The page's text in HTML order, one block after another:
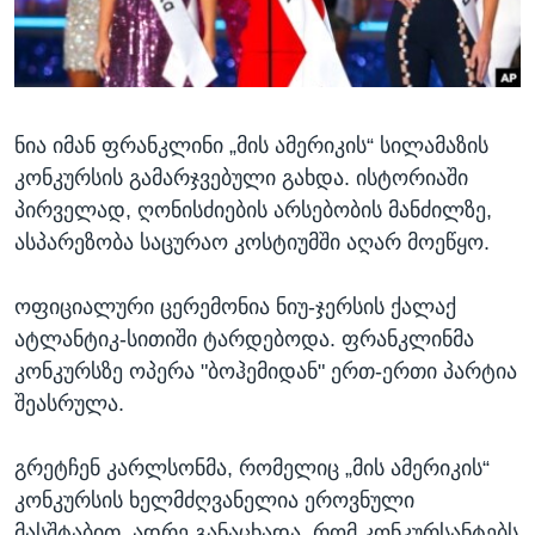
ᲡᲢᲣᲓᲘᲐ ᲕᲐᲨᲘᲜᲒᲢᲝᲜᲘ
ᲔᲙᲝᲜᲝᲛᲘᲙᲐ
ᲯᲐᲜᲛᲠᲗᲔᲚᲝᲑᲐ
ᲘᲜᲢᲔᲠᲕᲘᲣ
ᲙᲣᲚᲢᲣᲠᲐ
ᲒᲐᲚᲘᲚᲔᲝ
Learning English
ენები
ნია იმან ფრანკლინი „მის ამერიკის“ სილამაზის
კონკურსის გამარჯვებული გახდა. ისტორიაში
პირველად, ღონისძიების არსებობის მანძილზე,
ასპარეზობა საცურაო კოსტიუმში აღარ მოეწყო.
ოფიციალური ცერემონია ნიუ-ჯერსის ქალაქ
ატლანტიკ-სითიში ტარდებოდა. ფრანკლინმა
კონკურსზე ოპერა "ბოჰემიდან" ერთ-ერთი პარტია
შეასრულა.
გრეტჩენ კარლსონმა, რომელიც „მის ამერიკის“
კონკურსის ხელმძღვანელია ეროვნული